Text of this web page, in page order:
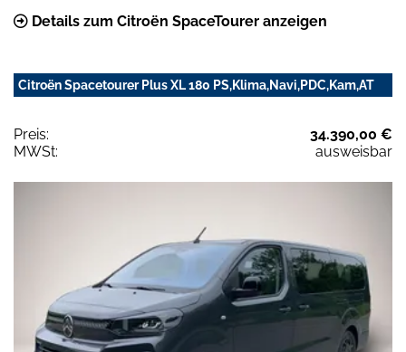
Details zum Citroën SpaceTourer anzeigen
Citroën Spacetourer Plus XL 180 PS,Klima,Navi,PDC,Kam,AT
Preis:
34.390,00 €
MWSt:
ausweisbar